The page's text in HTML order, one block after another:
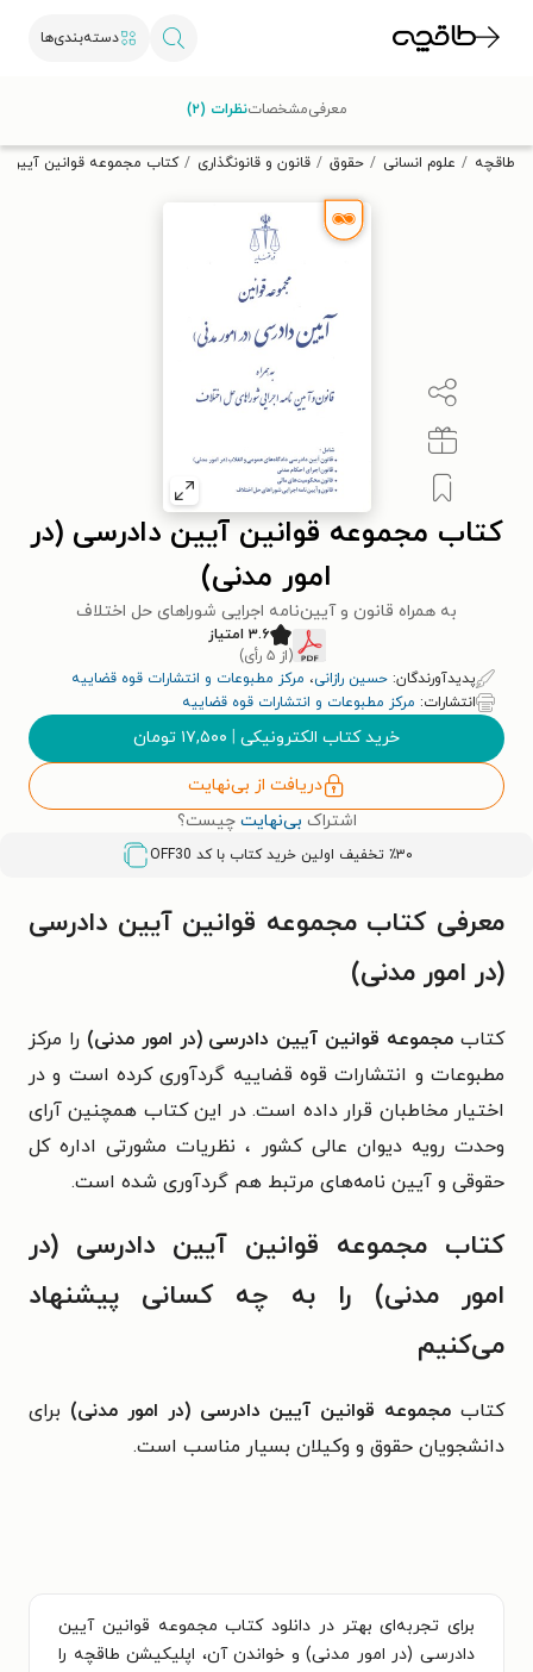
دسته‌بندی‌ها
تخفیف از طاقچه دریافت کن.
طاقچه علوم انسانی حقوق قانون و قانونگذاری کتاب مجموعه قوانین آیین
کتاب مجموعه قوانین آیین دادرسی (در
امور مدنی)
به همراه قانون و آیین‌نامه اجرایی شوراهای حل اختلاف
۳.۶ امتیاز
(از ۵ رأی)
پدیدآورندگان: حسین رازانی، مرکز مطبوعات و انتشارات قوه قضاییه
انتشارات: مرکز مطبوعات و انتشارات قوه قضاییه
خرید کتاب الکترونیکی | ۱۷,۵۰۰ تومان
دریافت از بی‌نهایت
اشتراک بی‌نهایت چیست؟
٪۳۰ تخفیف اولین خرید کتاب با کد OFF30
معرفیمشخصاتنظرات (۲)
معرفی کتاب مجموعه قوانین آیین دادرسی
(در امور مدنی)
کتاب مجموعه قوانین آیین دادرسی (در امور مدنی) را مرکز
مطبوعات و انتشارات قوه قضاییه گردآوری کرده است و در
اختیار مخاطبان قرار داده است. در این کتاب همچنین آرای
وحدت رویه دیوان عالی کشور ، نظریات مشورتی اداره کل
حقوقی و آیین نامه‌های مرتبط هم گردآوری شده است.
کتاب مجموعه قوانین آیین دادرسی (در
امور مدنی) را به چه کسانی پیشنهاد
می‌کنیم
کتاب مجموعه قوانین آیین دادرسی (در امور مدنی) برای
دانشجویان حقوق و وکیلان بسیار مناسب است.
برای تجربه‌ای بهتر در دانلود کتاب مجموعه قوانین آیین
دادرسی (در امور مدنی) و خواندن آن، اپلیکیشن طاقچه را